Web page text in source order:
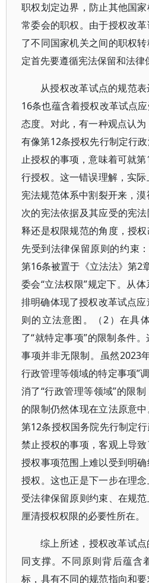
职权划定边界，防止其他国
常委会的职权。由于授权改
了不同国家机关之间的职权
定首先要遵循宪法保留和法律
从授权改革试点的规范
16条也蕴含着授权改革试点
态度。对此，有一种观点认
有像第12条授权先行制定行
止授权的事项，意味着可就
行授权。这一错误理解，实
宪法规范体系中割裂开来，
次的宪法依据及其应受的宪
释还是权限规范的角度，授
先受到法律保留原则的约束
第16条被置于《立法法》第2
委会“立法权限”规定下。从
排明确体现了授权改革试点
则的立法意图。（2）在具
了“就特定事项”的限制条件
事项并非无限制。虽然2023
行政管理等领域的特定事项”
消了“行政管理等领域”的限
的限制仍然体现在立法原意
第12条授权国务院先行制定
禁止授权的事项，客观上导
授权事项范围上难以受到明
授权。这也正是下一步在理
受法律保留原则约束、在规
厘清授权权限的必要性所在。
综上所述，授权改革试
同支撑。不同原则背后蕴含
标，具有不同的规范指向和